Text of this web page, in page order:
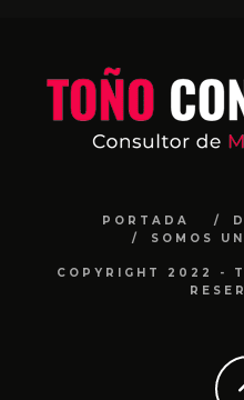
PORTADA
SOMOS
COPYRIGHT 2022 -